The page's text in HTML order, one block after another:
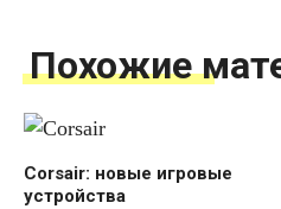
Похожие
Corsair: новые игровые
устройства